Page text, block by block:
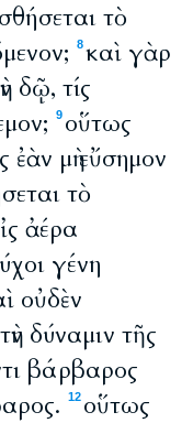
τὸ
8καὶ γὰρ
δῷ, τίς
9 οὕτως
μὴ εὔσημον
τὸ
ἀέρα
γένη
οὐδὲν
δύναμιν τῆς
βάρβαρος
12 οὕτως